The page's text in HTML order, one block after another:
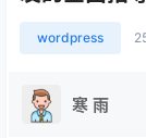
wordpress
寒 雨